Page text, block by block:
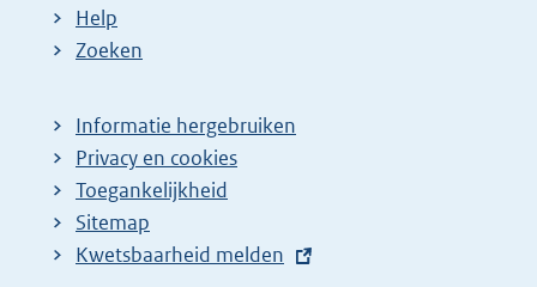
Help
Zoeken
Informatie hergebruiken
Privacy en cookies
Toegankelijkheid
Sitemap
E
Kwetsbaarheid melden